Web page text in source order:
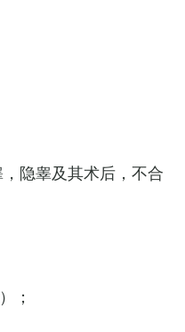
隐睾及其术后，不合
；